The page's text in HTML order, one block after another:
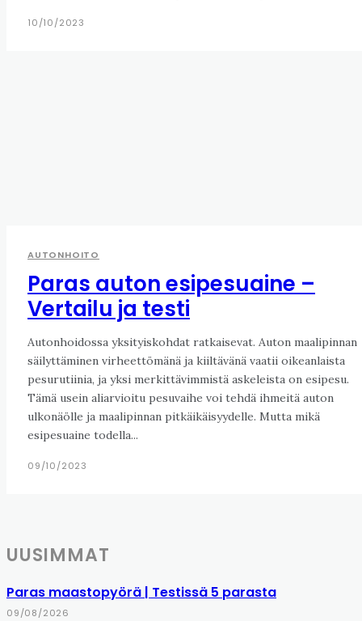
10/10/2023
AUTONHOITO
Paras auton esipesuaine –
Vertailu ja testi
Autonhoidossa yksityiskohdat ratkaisevat. Auton maalipinnan
säilyttäminen virheettömänä ja kiiltävänä vaatii oikeanlaista
pesurutiinia, ja yksi merkittävimmistä askeleista on esipesu.
Tämä usein aliarvioitu pesuvaihe voi tehdä ihmeitä auton
ulkonäölle ja maalipinnan pitkäikäisyydelle. Mutta mikä
esipesuaine todella...
09/10/2023
UUSIMMAT
Paras maastopyörä | Testissä 5 parasta
09/08/2026